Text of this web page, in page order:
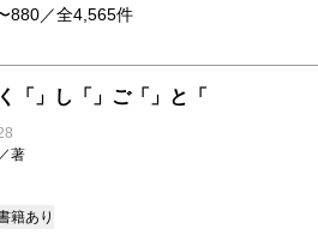
880／全4,565件
「」し「」ご「」と「
著
籍あり